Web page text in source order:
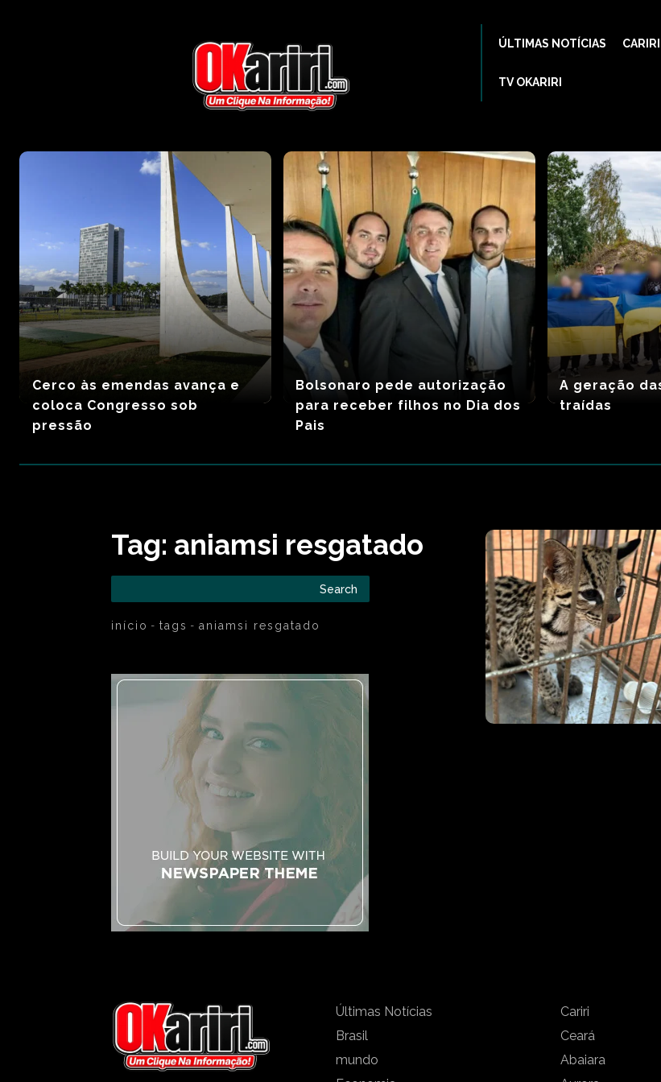
ÚLTIMAS NOTÍCIAS CARIRI
TV OKARIRI
Cerco às emendas avança e
coloca Congresso sob
pressão
Bolsonaro pede autorização
para receber filhos no Dia dos
Pais
A geração
traídas
Tag: aniamsi resgatado
Search
início tags aniamsi resgatado
Últimas Notícias
Brasil
mundo
Cariri
Ceará
Abaiara